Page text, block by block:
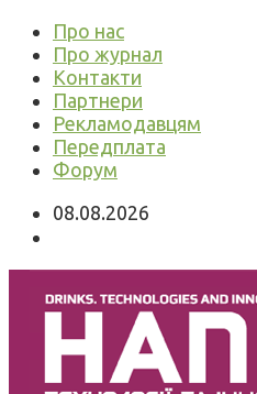
Про нас
Про журнал
Контакти
Партнери
Рекламодавцям
Передплата
Форум
08.08.2026